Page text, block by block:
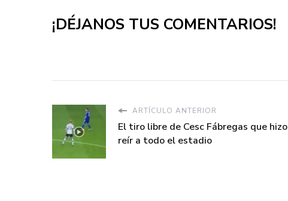
¡DÉJANOS TUS COMENTARIOS!
ARTÍCULO ANTERIOR
El tiro libre de Cesc Fábregas que hizo
reír a todo el estadio